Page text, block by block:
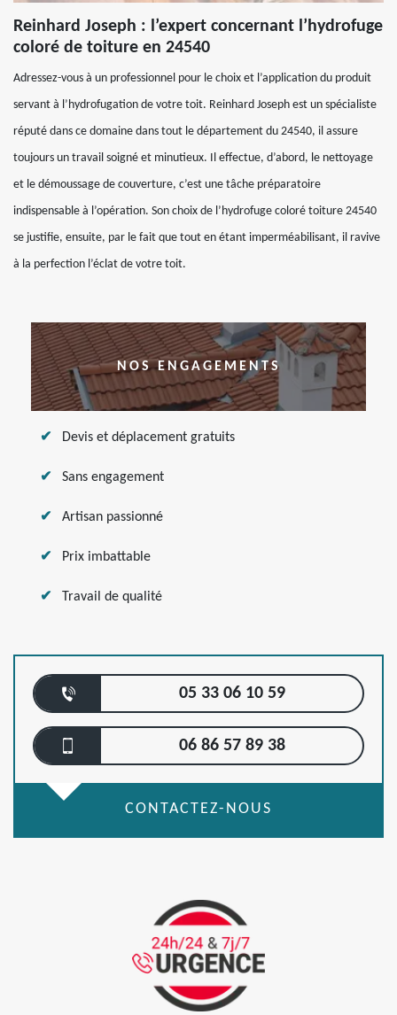
Reinhard Joseph : l’expert concernant l’hydrofuge
coloré de toiture en 24540
Adressez-vous à un professionnel pour le choix et l’application du produit
servant à l’hydrofugation de votre toit. Reinhard Joseph est un spécialiste
réputé dans ce domaine dans tout le département du 24540, il assure
toujours un travail soigné et minutieux. Il effectue, d’abord, le nettoyage
et le démoussage de couverture, c’est une tâche préparatoire
indispensable à l’opération. Son choix de l’hydrofuge coloré toiture 24540
se justifie, ensuite, par le fait que tout en étant imperméabilisant, il ravive
à la perfection l’éclat de votre toit.
NOS ENGAGEMENTS
Devis et déplacement gratuits
Sans engagement
Artisan passionné
Prix imbattable
Travail de qualité
05 33 06 10 59
06 86 57 89 38
CONTACTEZ-NOUS